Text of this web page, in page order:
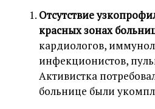
Отсутствие
красных зонах
кардиологов,
инфекционистов,
Активистка
больнице были